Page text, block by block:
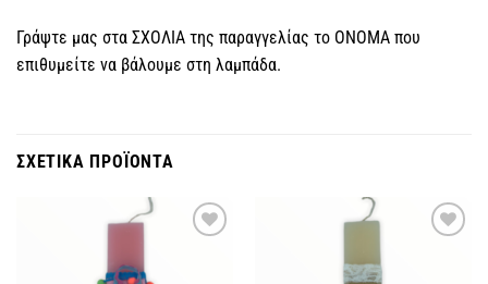
Γράψτε μας στα ΣΧΟΛΙΑ της παραγγελίας το ΟΝΟΜΑ που
επιθυμείτε να βάλουμε στη λαμπάδα.
ΣΧΕΤΙΚΑ ΠΡΟΪΟΝΤΑ